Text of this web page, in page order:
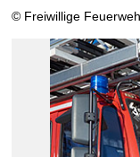
© Freiwillige